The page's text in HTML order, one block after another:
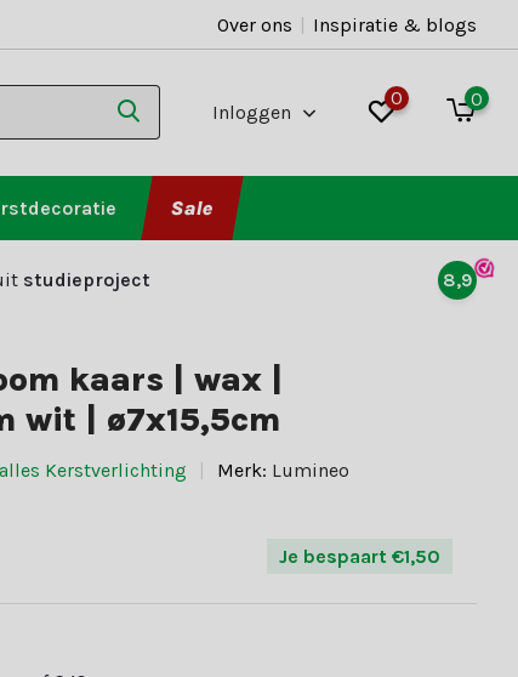
Over ons | Inspiratie & blogs
Inloggen
0 0
Sale
studieproject 8,9
kaars | wax |
wit | ø7x15,5cm
Kerstverlichting Merk: Lumineo
Je bespaart €1,50